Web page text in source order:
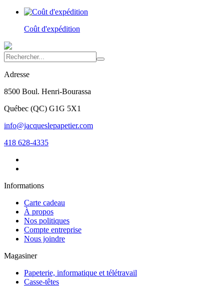
Coût d'expédition
Adresse
8500 Boul. Henri-Bourassa
Québec (QC) G1G 5X1
info@jacqueslepapetier.com
418 628-4335
Informations
Carte cadeau
À propos
Nos politiques
Compte entreprise
Nous joindre
Magasiner
Papeterie, informatique et télétravail
Casse-têtes